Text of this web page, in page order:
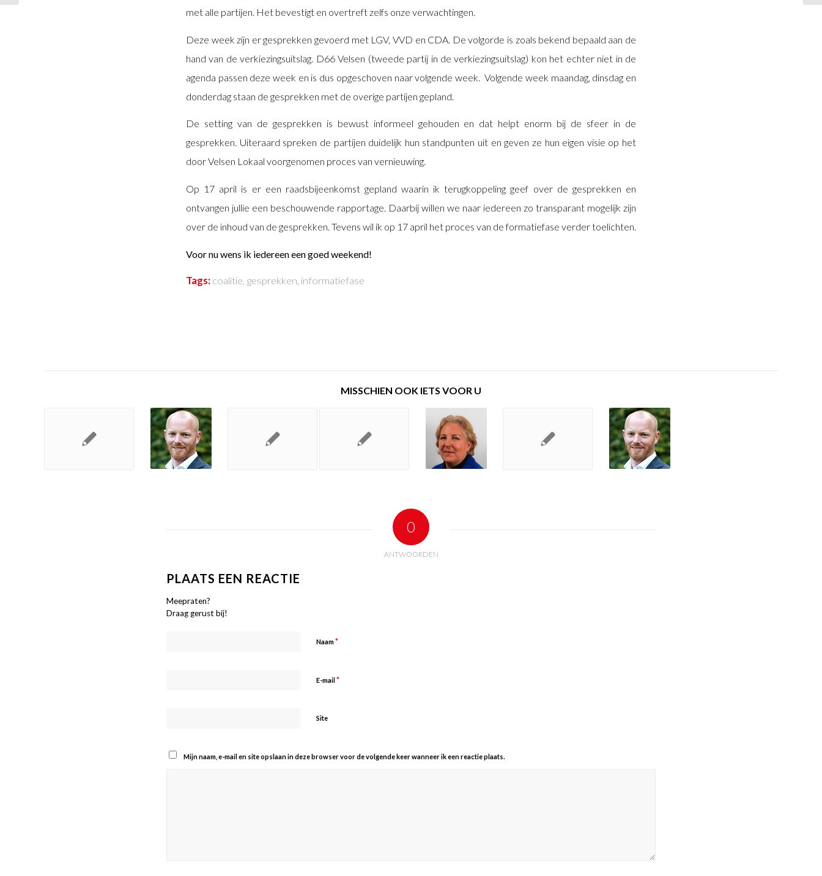
met alle partijen. Het bevestigt en overtreft zelfs onze verwachtingen.
Deze week zijn er gesprekken gevoerd met LGV, VVD en CDA. De volgorde is zoals bekend bepaald aan de
hand van de verkiezingsuitslag. D66 Velsen (tweede partij in de verkiezingsuitslag) kon het echter niet in de
agenda passen deze week en is dus opgeschoven naar volgende week. Volgende week maandag, dinsdag en
donderdag staan de gesprekken met de overige partijen gepland.
De setting van de gesprekken is bewust informeel gehouden en dat helpt enorm bij de sfeer in de
gesprekken. Uiteraard spreken de partijen duidelijk hun standpunten uit en geven ze hun eigen visie op het
door Velsen Lokaal voorgenomen proces van vernieuwing.
Op 17 april is er een raadsbijeenkomst gepland waarin ik terugkoppeling geef over de gesprekken en
ontvangen jullie een beschouwende rapportage. Daarbij willen we naar iedereen zo transparant mogelijk zijn
over de inhoud van de gesprekken. Tevens wil ik op 17 april het proces van de formatiefase verder toelichten.
Voor nu wens ik iedereen een goed weekend!
Tags: coalitie, gesprekken, informatiefase
MISSCHIEN OOK IETS VOOR U
0
ANTWOORDEN
PLAATS EEN REACTIE
Meepraten?
Draag gerust bij!
Naam*
E-mail *
Site
Mijn naam, e-mail en site opslaan in deze browser voor de volgende keer wanneer ik een reactie plaats.